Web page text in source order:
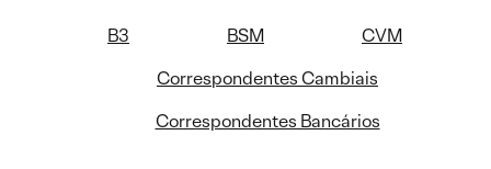
B3 BSM
CVM
Correspondentes Cambiais
Correspondentes Bancários